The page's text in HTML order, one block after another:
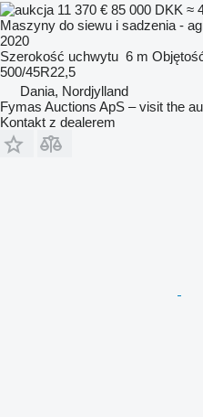
11 370 € 85 000 DKK ≈
Maszyny do siewu i sadzenia -
2020
Szerokość uchwytu 6 m
500/45R22,5
Dania, Nordjylland
Fymas Auctions ApS – visit the
Kontakt z dealerem